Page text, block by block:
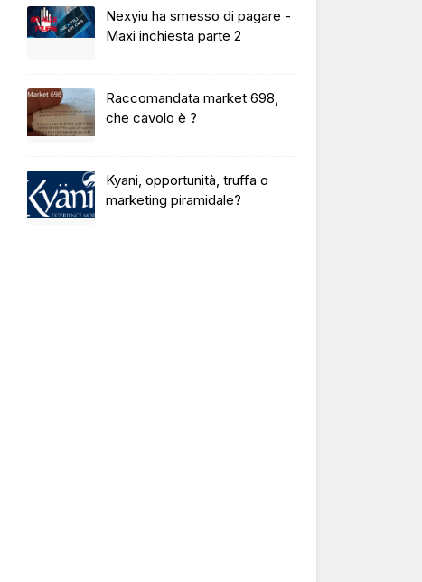
Nexyiu ha smesso di pagare -
Maxi inchiesta parte 2
Raccomandata market 698,
che cavolo è ?
Kyani, opportunità, truffa o
marketing piramidale?